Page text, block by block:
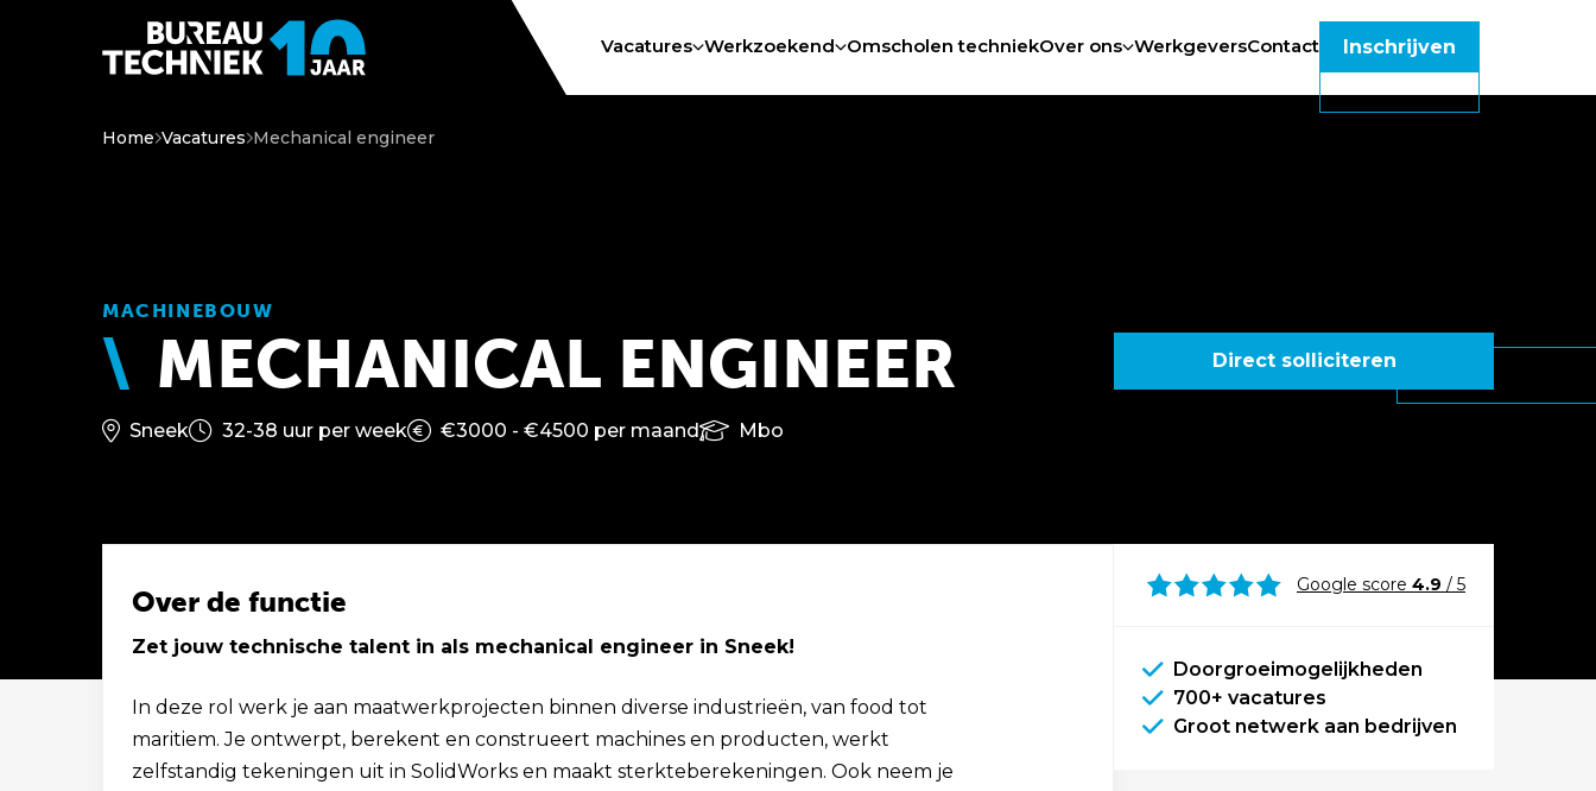
Vacatures Werkzoekend Omscholen techniekOver ons WerkgeversContact Inschrijven
Home Vacatures Mechanical engineer
MACHINEBOUW
MECHANICAL ENGINEER Direct solliciteren
Sneek 32-38 uur per week €3000 - €4500 per maand Mbo
Over de functie
Zet jouw technische talent in als mechanical engineer in Sneek!
In deze rol werk je aan maatwerkprojecten binnen diverse industrieën, van food tot
maritiem. Je ontwerpt, berekent en construeert machines en producten, werkt
zelfstandig tekeningen uit in SolidWorks en maakt sterkteberekeningen. Ook neem je
Google score 4.9 / 5
Doorgroeimogelijkheden
700+ vacatures
Groot netwerk aan bedrijven